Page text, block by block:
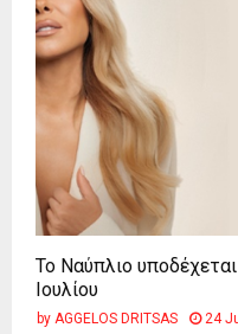
Το Ναύπλιο
Ιουλίου
by AGGELOS DRITSAS 24